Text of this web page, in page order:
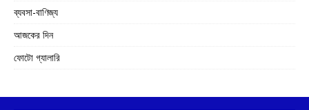
ব্যবসা-বাণিজ্য
আজকের দিন
ফোটো গ্যালারি